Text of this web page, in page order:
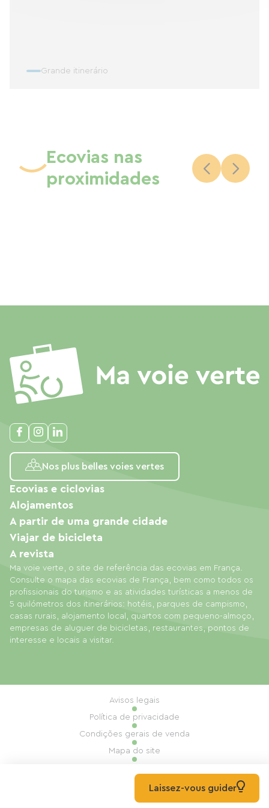
Grande itinerário
Ecovias nas
proximidades
Nos plus belles voies vertes
Ma voie verte, o site de referência das ecovias em França.
Consulte o mapa das ecovias de França, bem como todos os
profissionais do turismo e as atividades turísticas a menos de
5 quilómetros dos itinerários: hotéis, parques de campismo,
casas rurais, alojamento local, quartos com pequeno-almoço,
empresas de aluguer de bicicletas, restaurantes, pontos de
interesse e locais a visitar.
Ecovias e ciclovias
Alojamentos
A partir de uma grande cidade
Viajar de bicicleta
A revista
© 2026 Ma Voie Verte Todos os direitos reservados
Avisos legais
Política de privacidade
Condições gerais de venda
Mapa do site
Realização: Mill, PrivasLaissez-vous guider